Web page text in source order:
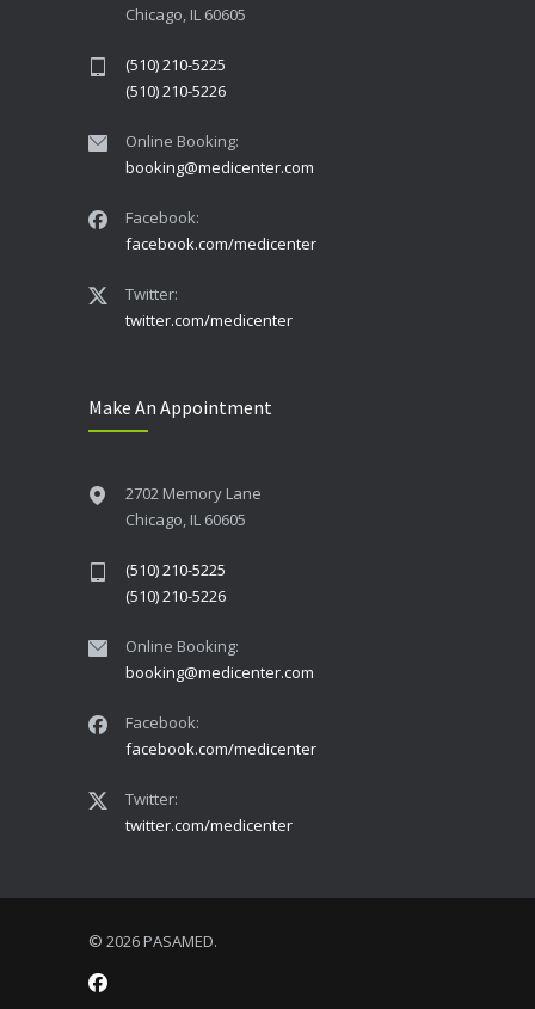
Chicago, IL 60605
(510) 210-5225
(510) 210-5226
Online Booking:
booking@medicenter.com
Facebook:
facebook.com/medicenter
Twitter:
twitter.com/medicenter
Make An Appointment
2702 Memory Lane
Chicago, IL 60605
(510) 210-5225
(510) 210-5226
Online Booking:
booking@medicenter.com
Facebook:
facebook.com/medicenter
Twitter:
twitter.com/medicenter
© 2026 PASAMED.